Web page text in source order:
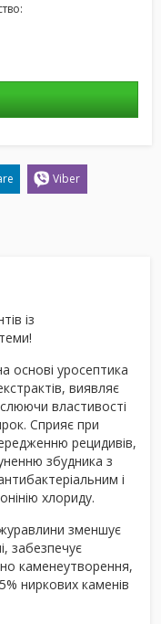
Viber
із
основі уросептика
виявляє
властивості
Сприяє при
рецидивів,
збудника з
і
хлориду.
зменшує
забезпечує
каменеутворення,
ниркових каменів